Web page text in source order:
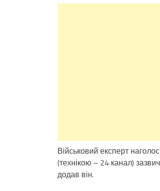
Військовий експерт
(технікою – 24 канал)
додав він.